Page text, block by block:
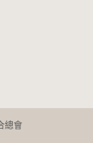
總會